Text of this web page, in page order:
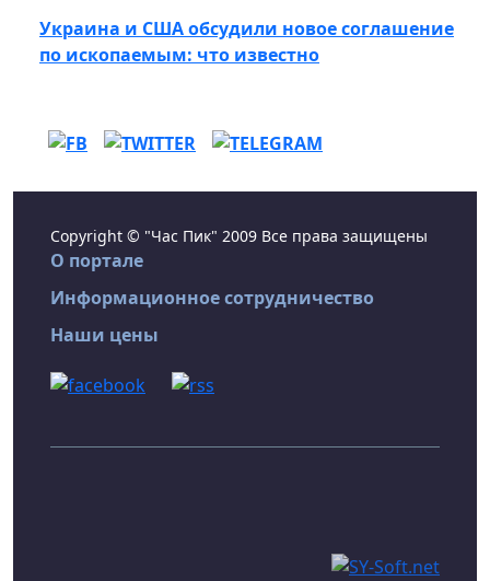
Украина и США обсудили новое соглашение
по ископаемым: что известно
Copyright © "Час Пик" 2009 Все права защищены
О портале
Информационное сотрудничество
Наши цены